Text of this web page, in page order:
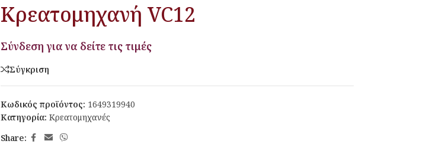
Κρεατομηχανή VC12
Σύνδεση για να δείτε τις τιμές
Σύγκριση
Κωδικός προϊόντος: 1649319940
Κατηγορία: Κρεατομηχανές
Share: